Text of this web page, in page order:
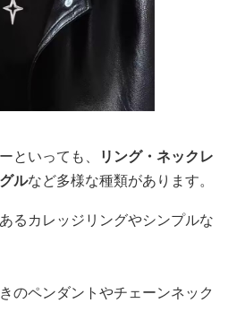
といっても、
リング・ネックレ
ルなど多様な種類があります。
るカレッジリングやシンプルな
のペンダントやチェーンネック